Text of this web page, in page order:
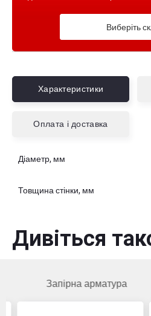
Виберіть
Характеристики
Оплата і доставка
Діаметр, мм
Товщина стінки, мм
Дивіться
Запірна арматура